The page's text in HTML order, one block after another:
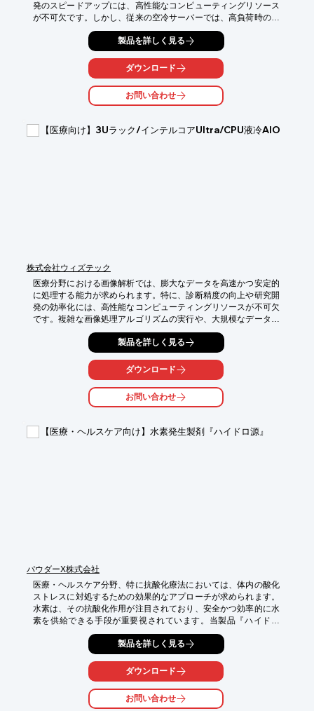
発のスピードアップには、高性能なコンピューティングリソース
が不可欠です。しかし、従来の空冷サーバーでは、高負荷時の発
熱や騒音が課題となる場合があります。当社の液冷(水冷)対応ラ
ックマウントサーバーは、CPUクーラーに液冷(水冷)AIOを搭載
し、サーバー本体の冷却効率を高めることで、これらの課題に対
【活用シーン】
・高解像度医療画像のリアルタイム解析
・医薬品開発におけるシミュレーション処理
・ゲノム解析データの処理
製品を詳しく見る
ダウンロード
お問い合わせ
【医療向け】3Uラック/インテルコアUltra/CPU液冷AIO
株式会社ウィズテック
医療分野における画像解析では、膨大なデータを高速かつ安定的
に処理する能力が求められます。特に、診断精度の向上や研究開
発の効率化には、高性能なコンピューティングリソースが不可欠
です。複雑な画像処理アルゴリズムの実行や、大規模なデータセ
ットの解析には、高い処理能力と信頼性の高い冷却システムを備
えたワークステーションが必要となります。当製品は、CPU液冷
システムを搭載し、コンパクトな3Uラックマウントサイズなが
ら、Intel Core Ultraプロセッサーによる高い処理能力と安定した
動作を実現し、医療現場の画像解析ニーズに応えます。
* AIを用いた画像診断支援システムの構築
* 医薬品開発における画像ベースの研究
製品を詳しく見る
ダウンロード
お問い合わせ
【医療・ヘルスケア向け】水素発生製剤『ハイドロ源』
パウダーX株式会社
医療・ヘルスケア分野、特に抗酸化療法においては、体内の酸化
ストレスに対処するための効果的なアプローチが求められます。
水素は、その抗酸化作用が注目されており、安全かつ効率的に水
素を供給できる手段が重要視されています。当製品『ハイドロ
源』は、水さえあればどこでも手軽に水素を発生させることがで
き、抗酸化療法の現場での活用が期待できます。
【活用シーン】
・研究開発における水素水の生成
・臨床現場での水素供給
・健康増進を目的とした利用
製品を詳しく見る
ダウンロード
お問い合わせ